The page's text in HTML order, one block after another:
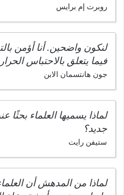
روبرت إم برايس
لنكون واضحين. أنا أؤمن
فيما يتعلق بالاحتباس
جون هانتسمان الابن
لماذا يسميها العلماء
جديد؟
ستيفن رايت
لماذا من المدهش أن